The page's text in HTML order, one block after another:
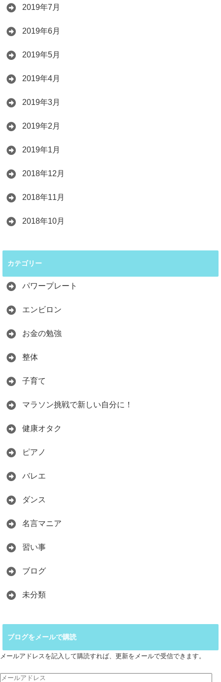
2019年7月
2019年6月
2019年5月
2019年4月
2019年3月
2019年2月
2019年1月
2018年12月
2018年11月
2018年10月
カテゴリー
パワープレート
エンビロン
お金の勉強
整体
子育て
マラソン挑戦で新しい自分に！
健康オタク
ピアノ
バレエ
ダンス
名言マニア
習い事
ブログ
未分類
ブログをメールで購読
メールアドレスを記入して購読すれば、更新をメールで受信できます。
メ